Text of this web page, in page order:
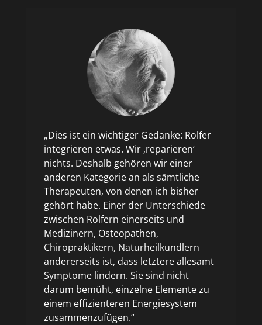
„Dies ist ein wichtiger Gedanke: Rolfer
integrieren etwas. Wir ‚reparieren‘
nichts. Deshalb gehören wir einer
anderen Kategorie an als sämtliche
Therapeuten, von denen ich bisher
gehört habe. Einer der Unterschiede
zwischen Rolfern einerseits und
Medizinern, Osteopathen,
Chiropraktikern, Naturheilkundlern
andererseits ist, dass letztere allesamt
Symptome lindern. Sie sind nicht
darum bemüht, einzelne Elemente zu
einem effizienteren Energiesystem
zusammenzufügen.“